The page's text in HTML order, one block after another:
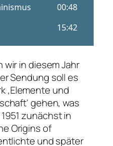
in diesem Jahr
Sendung soll es
‚Elemente und
gehen, was
zunächst in
Origins of
und später